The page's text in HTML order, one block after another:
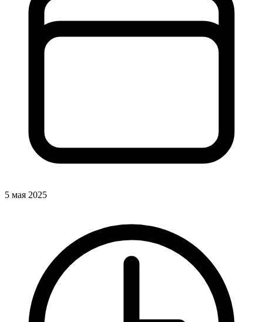
5 мая 2025